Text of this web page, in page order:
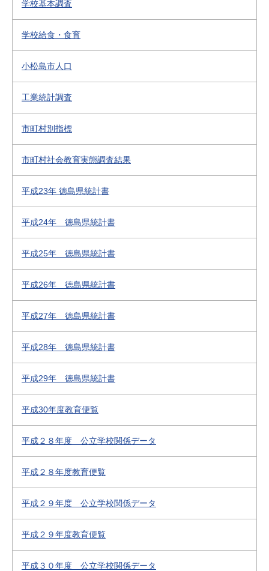
学校基本調査
学校給食・食育
小松島市人口
工業統計調査
市町村別指標
市町村社会教育実態調査結果
平成23年 徳島県統計書
平成24年 徳島県統計書
平成25年 徳島県統計書
平成26年 徳島県統計書
平成27年 徳島県統計書
平成28年 徳島県統計書
平成29年 徳島県統計書
平成30年度教育便覧
平成２８年度 公立学校関係データ
平成２８年度教育便覧
平成２９年度 公立学校関係データ
平成２９年度教育便覧
平成３０年度 公立学校関係データ